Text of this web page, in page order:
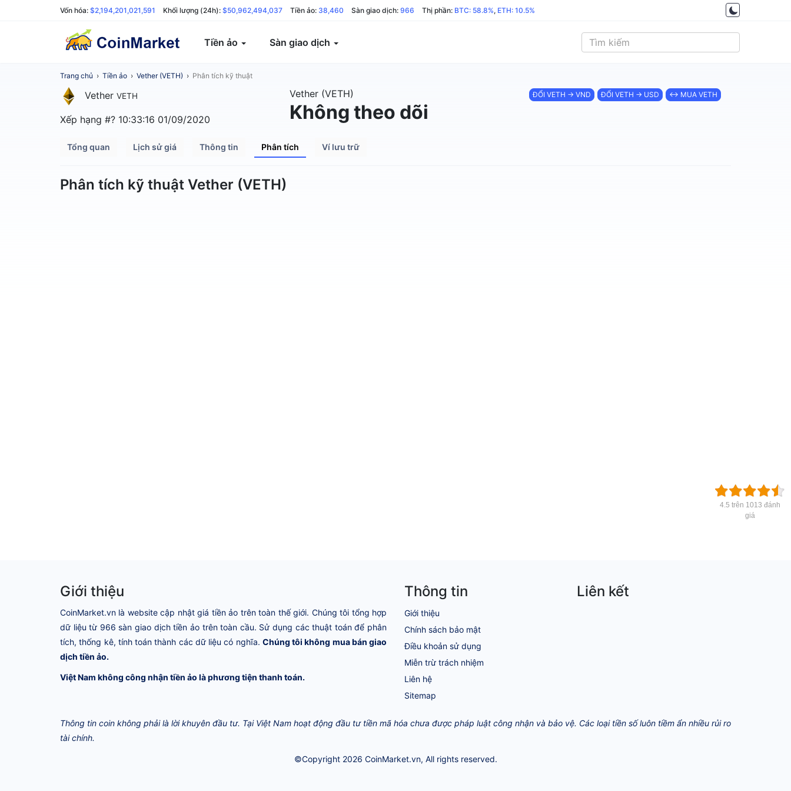
Vốn hóa: $2,194,201,021,591 Khối lượng (24h): $50,962,494,037 Tiền ảo: 38,460 Sàn giao dịch: 966 Thị phần: BTC: 58.8%, ETH: 10.5%
Tiền ảo Sàn giao dịch
Trang chủ › Tiền ảo › Vether (VETH) › Phân tích kỹ thuật
Vether VETH
Xếp hạng #? 10:33:16 01/09/2020
Vether (VETH)
Không theo dõi
ĐỔI VETH → VND ĐỔI VETH → USD ↔ MUA VETH
Tổng quan Lịch sử giá Thông tin Phân tích Ví lưu trữ
Phân tích kỹ thuật Vether (VETH)
4.5 trên 1013 đánh
giá
Giới thiệu
CoinMarket.vn là website cập nhật giá tiền ảo trên toàn thế giới. Chúng tôi tổng hợp
dữ liệu từ 966 sàn giao dịch tiền ảo trên toàn cầu. Sử dụng các thuật toán để phân
tích, thống kê, tính toán thành các dữ liệu có nghĩa. Chúng tôi không mua bán giao
dịch tiền ảo.
Việt Nam không công nhận tiền ảo là phương tiện thanh toán.
Thông tin
Giới thiệu
Chính sách bảo mật
Điều khoản sử dụng
Miễn trừ trách nhiệm
Liên hệ
Sitemap
Liên kết
Thông tin coin không phải là lời khuyên đầu tư. Tại Việt Nam hoạt động đầu tư tiền mã hóa chưa được pháp luật công nhận và bảo vệ. Các loại tiền số luôn tiềm ẩn nhiều rủi ro
tài chính.
©Copyright 2026 CoinMarket.vn, All rights reserved.